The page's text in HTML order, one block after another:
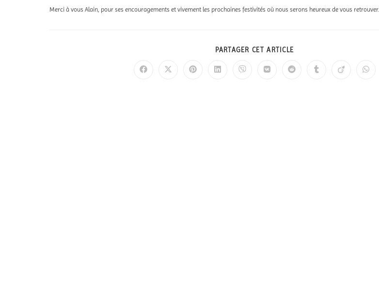
Merci à vous Alain, pour ses encouragements et vivement les prochaines festivités où nous serons heureux de vous retrouver.
PARTAGER CET ARTICLE